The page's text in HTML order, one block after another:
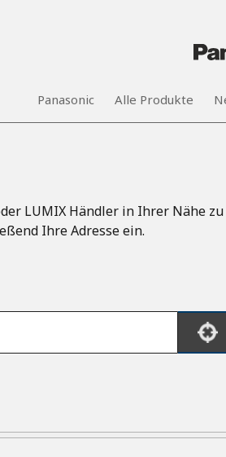
Panasonic Alle Produkte
LUMIX Händler in Ihrer Nähe
Ihre Adresse ein.